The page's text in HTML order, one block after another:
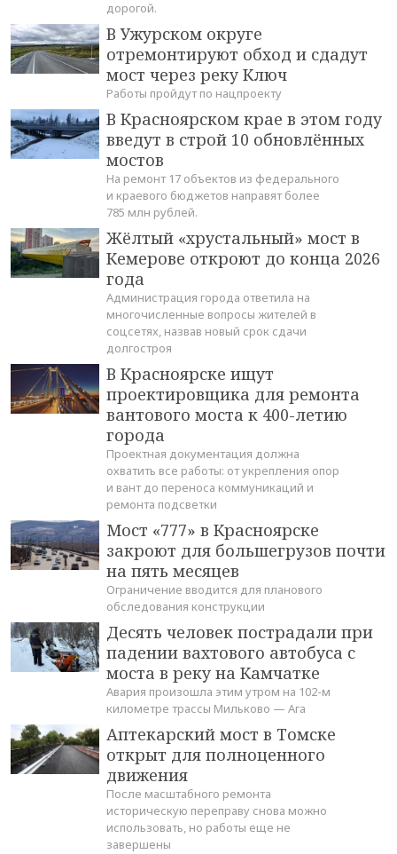
дорогой.
В Ужурском округе
отремонтируют обход и сдадут
мост через реку Ключ
Работы пройдут по нацпроекту
В Красноярском крае в этом году
введут в строй 10 обновлённых
мостов
На ремонт 17 объектов из федерального
и краевого бюджетов направят более
785 млн рублей.
Жёлтый «хрустальный» мост в
Кемерове откроют до конца 2026
года
Администрация города ответила на
многочисленные вопросы жителей в
соцсетях, назвав новый срок сдачи
долгостроя
В Красноярске ищут
проектировщика для ремонта
вантового моста к 400-летию
города
Проектная документация должна
охватить все работы: от укрепления опор
и вант до переноса коммуникаций и
ремонта подсветки
Мост «777» в Красноярске
закроют для большегрузов почти
на пять месяцев
Ограничение вводится для планового
обследования конструкции
Десять человек пострадали при
падении вахтового автобуса с
моста в реку на Камчатке
Авария произошла этим утром на 102-м
километре трассы Мильково — Ага
Аптекарский мост в Томске
открыт для полноценного
движения
После масштабного ремонта
историческую переправу снова можно
использовать, но работы еще не
завершены